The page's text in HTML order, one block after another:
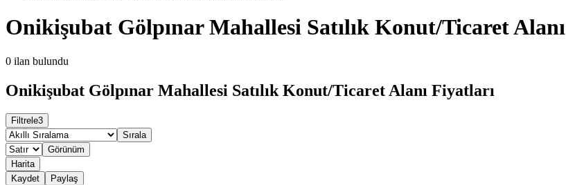
Onikişubat Gölpınar Mahallesi Satılık Konut/Ticaret Alanı
0 ilan bulundu
Onikişubat Gölpınar Mahallesi Satılık Konut/Ticaret Alanı Fiyatları
Filtrele3
Sırala
Görünüm
Harita
Kaydet
Paylaş